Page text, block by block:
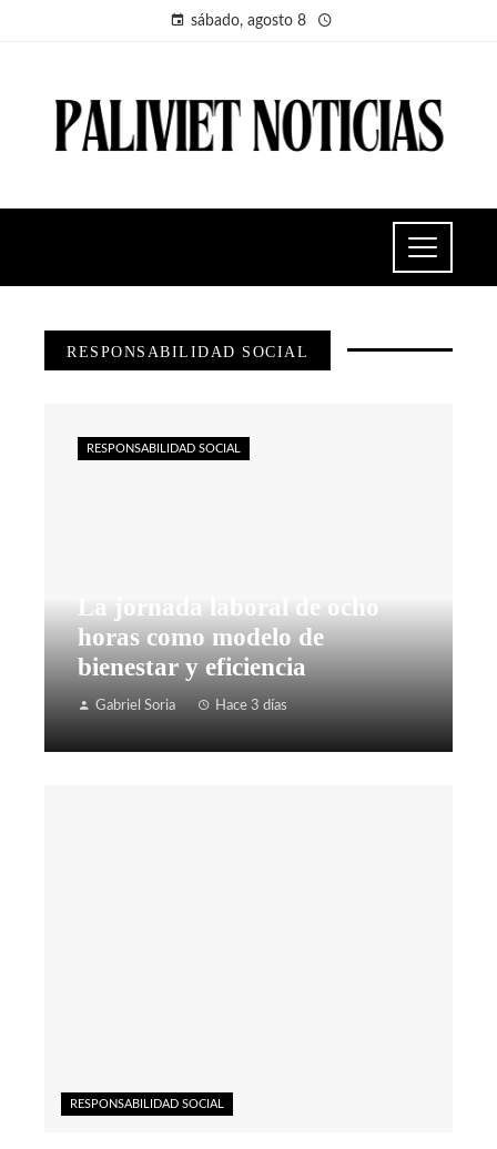
sábado, agosto 8
RESPONSABILIDAD SOCIAL
La jornada laboral de ocho
horas como modelo de
bienestar y eficiencia
Gabriel Soria Hace 3 días
RESPONSABILIDAD SOCIAL
RESPONSABILIDAD SOCIAL